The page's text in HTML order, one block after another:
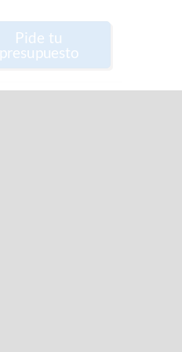
Pide tu
presupuesto